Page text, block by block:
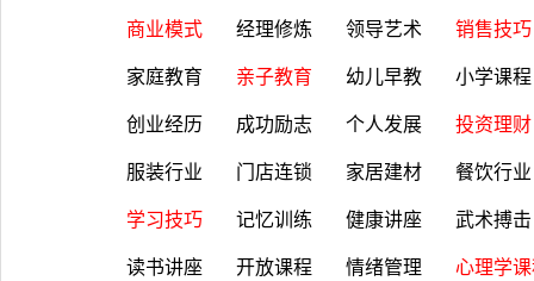
商业模式 经理修炼 领导艺术 销售技巧
家庭教育 亲子教育 幼儿早教 小学课程
创业经历 成功励志 个人发展 投资理财
服装行业 门店连锁 家居建材 餐饮行业
学习技巧 记忆训练 健康讲座 武术搏击
读书讲座 开放课程 情绪管理 心理学